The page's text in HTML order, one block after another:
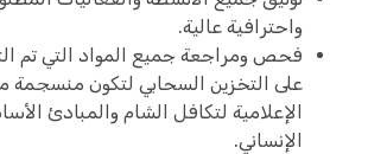
واحترافية عالية.
فحص ومراجعة جميع المواد التي تم
على التخزين السحابي لتكون منسجمة
الإعلامية لتكافل الشام والمبادئ
الإنساني.